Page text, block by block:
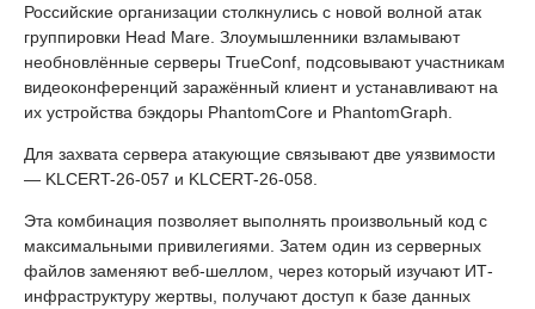
Российские организации столкнулись с новой волной атак
группировки Head Mare. Злоумышленники взламывают
необновлённые серверы TrueConf, подсовывают участникам
видеоконференций заражённый клиент и устанавливают на
их устройства бэкдоры PhantomCore и PhantomGraph.
Для захвата сервера атакующие связывают две уязвимости
— KLCERT-26-057 и KLCERT-26-058.
Эта комбинация позволяет выполнять произвольный код с
максимальными привилегиями. Затем один из серверных
файлов заменяют веб-шеллом, через который изучают ИТ-
инфраструктуру жертвы, получают доступ к базе данных